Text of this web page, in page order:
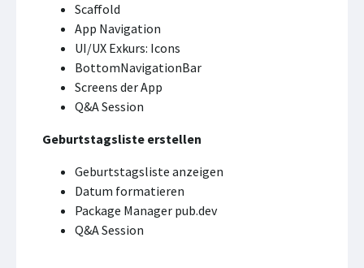
Scaffold
App Navigation
UI/UX Exkurs: Icons
BottomNavigationBar
Screens der App
Q&A Session
Geburtstagsliste erstellen
Geburtstagsliste anzeigen
Datum formatieren
Package Manager pub.dev
Q&A Session